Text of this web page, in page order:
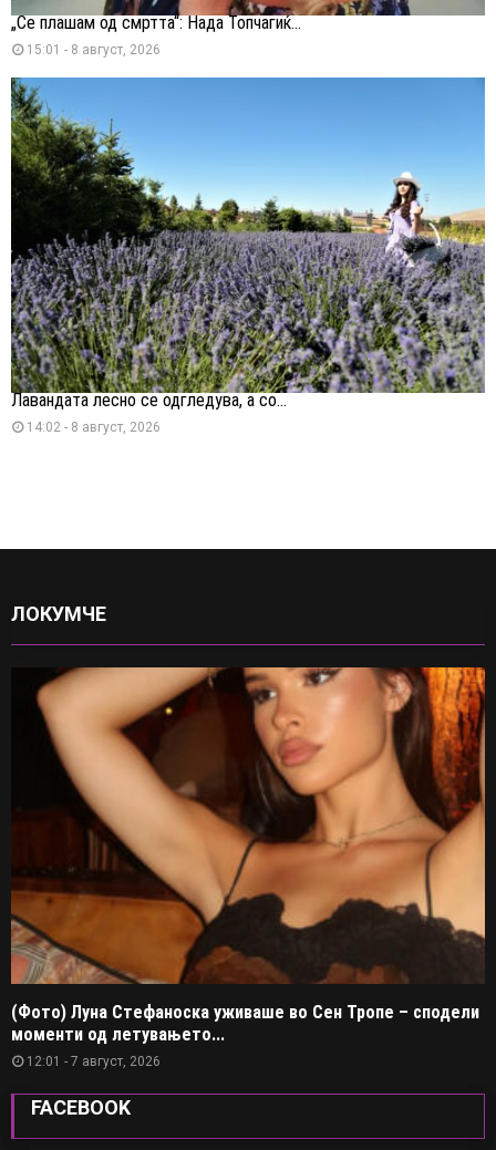
„Се плашам од смртта“: Нада Топчагиќ...
15:01 - 8 август, 2026
Лавандата лесно се одгледува, а со...
14:02 - 8 август, 2026
ЛОКУМЧЕ
(Фото) Луна Стефаноска уживаше во Сен Тропе – сподели
моменти од летувањето...
12:01 - 7 август, 2026
FACEBOOK